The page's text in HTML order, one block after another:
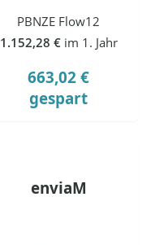
PBNZE Flow12
1.152,28 € im 1. Jahr
663,02 €
gespart
enviaM